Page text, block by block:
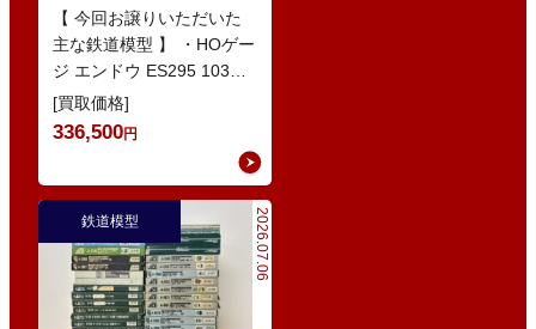
103系1200番代 東西線
色 基本5輌 Nセット
などの鉄道模型
【 今回お譲りいただいた
主な鉄道模型 】 ・HOゲー
ジ エンドウ ES295 103系
1200番代 東西線色 中間5
輌 Oセット …
[買取価格]
336,500円
2026.07.06
鉄道模型